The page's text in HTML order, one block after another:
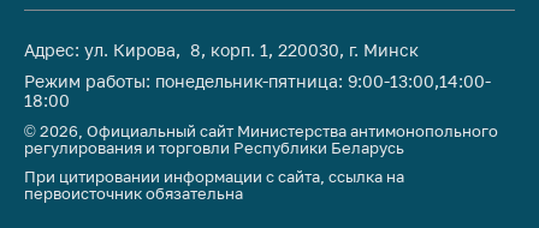
антимонопольного
конкурентной
политики
Адрес: ул. Кирова, 8, корп. 1, 220030, г. Минск
Режим работы: понедельник-пятница: 9:00-13:00,14:00-
18:00
© 2026, Официальный сайт Министерства антимонопольного
регулирования и торговли Республики Беларусь
При цитировании информации с сайта, ссылка на
первоисточник обязательна